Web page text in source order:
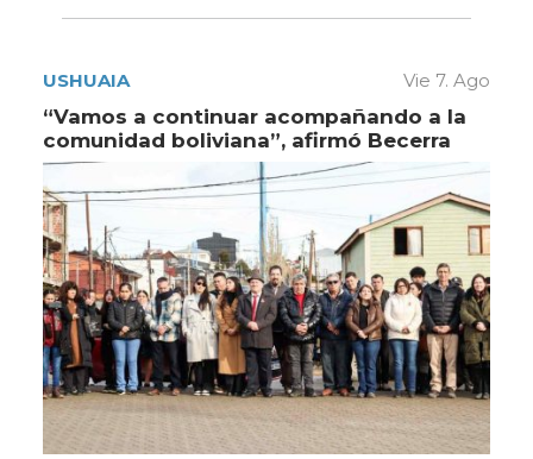
USHUAIA Vie 7. Ago
“Vamos a continuar acompañando a la
comunidad boliviana”, afirmó Becerra